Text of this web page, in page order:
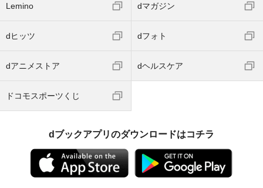
Lemino dマガジン
dヒッツ dフォト
dアニメストア dヘルスケア
ドコモスポーツくじ
dブックアプリのダウンロードはコチラ